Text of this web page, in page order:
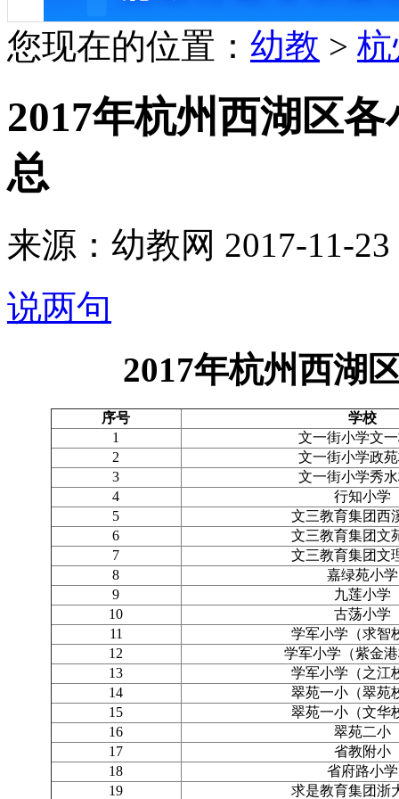
您现在的位置： 幼教 >
2017年杭州西湖区
总
来源：幼教网 2017-11-23
说两句
2017年杭州西湖
序号
学校
1
文一街小学文
2
文一街小学政
3
文一街小学秀
4
行知小学
5
文三教育集团西
6
文三教育集团文
7
文三教育集团文
8
嘉绿苑小学
9
九莲小学
10
古荡小学
11
学军小学（求智
12
学军小学（紫金
13
学军小学（之江
14
翠苑一小（翠苑
15
翠苑一小（文华
16
翠苑二小
17
省教附小
18
省府路小学
19
求是教育集团浙